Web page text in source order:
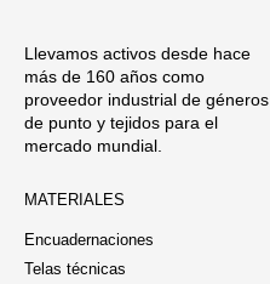
Llevamos activos desde hace
más de 160 años como
proveedor industrial de géneros
de punto y tejidos para el
mercado mundial.
MATERIALES
Encuadernaciones
Telas técnicas